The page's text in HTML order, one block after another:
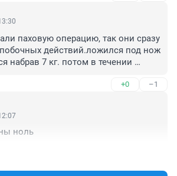
паховую операцию, так они сразу
действий.ложился под нож
набрав 7 кг. потом в течении
+0 –1
ноль